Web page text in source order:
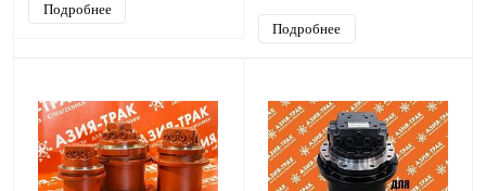
Подробнее
Подробнее